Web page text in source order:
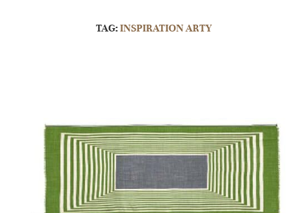
TAG:INSPIRATION ARTY